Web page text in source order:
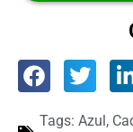
Tags: Azul,